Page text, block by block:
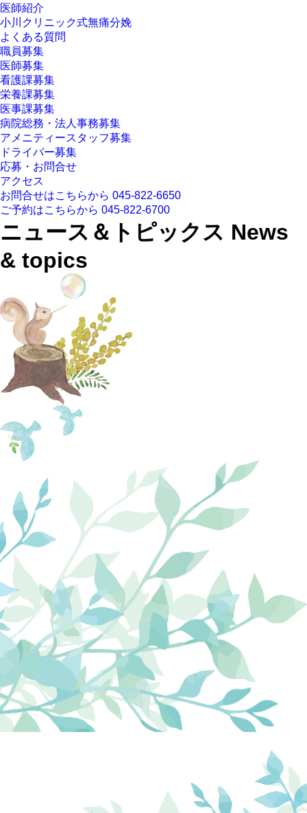
医師紹介
小川クリニック式無痛分娩
よくある質問
職員募集
医師募集
看護課募集
栄養課募集
医事課募集
病院総務・法人事務募集
アメニティースタッフ募集
ドライバー募集
応募・お問合せ
アクセス
お問合せはこちらから 045-822-6650
ご予約はこちらから 045-822-6700
ニュース＆トピックス News
& topics